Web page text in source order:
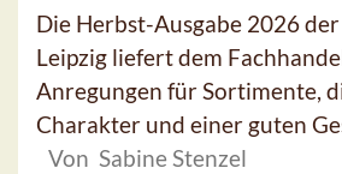
Die Herbst-Ausgabe 2026
Leipzig liefert dem
Anregungen für Sortimente,
Charakter und einer guten
Von Sabine Stenzel